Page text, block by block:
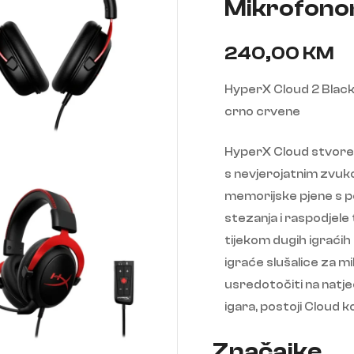
240,00 KM
HyperX Cloud 2
crno crvene
HyperX Cloud
s nevjerojatnim
memorijske pjene s
stezanja i
tijekom dugih igraćih
igraće slušalice za
usredotočiti na
igara, postoji Cloud